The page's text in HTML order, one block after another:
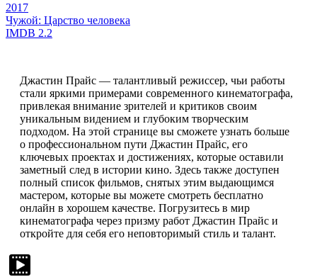
2017
Чужой: Царство человека
IMDB 2.2
Джастин Прайс — талантливый режиссер, чьи работы
стали яркими примерами современного кинематографа,
привлекая внимание зрителей и критиков своим
уникальным видением и глубоким творческим
подходом. На этой странице вы сможете узнать больше
о профессиональном пути Джастин Прайс, его
ключевых проектах и достижениях, которые оставили
заметный след в истории кино. Здесь также доступен
полный список фильмов, снятых этим выдающимся
мастером, которые вы можете смотреть бесплатно
онлайн в хорошем качестве. Погрузитесь в мир
кинематографа через призму работ Джастин Прайс и
откройте для себя его неповторимый стиль и талант.